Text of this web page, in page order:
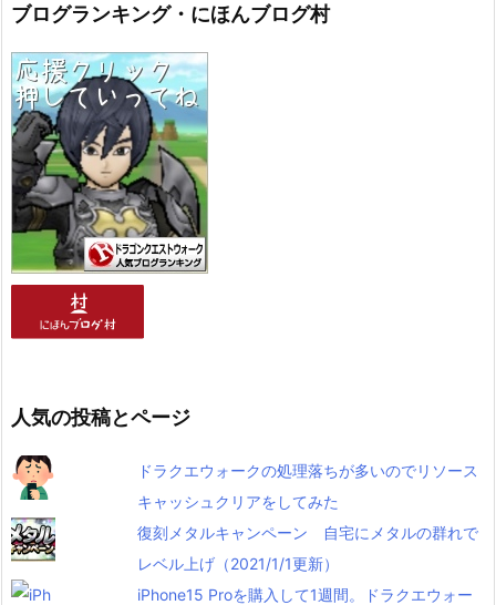
ブログランキング・にほんブログ村
人気の投稿とページ
ドラクエウォークの処理落ちが多いのでリソース
キャッシュクリアをしてみた
復刻メタルキャンペーン 自宅にメタルの群れで
レベル上げ（2021/1/1更新）
iPhone15 Proを購入して1週間。ドラクエウォー